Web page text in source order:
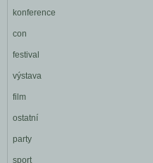
konference
con
festival
výstava
film
ostatní
party
sport